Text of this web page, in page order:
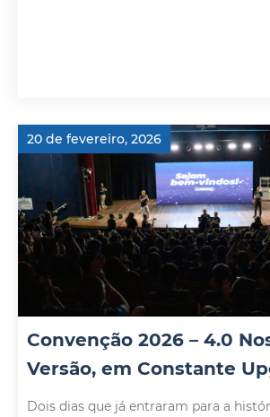
20 de fevereiro, 2026
Convenção 2026 – 4.0
Versão, em Constante
Dois dias que já entraram para a